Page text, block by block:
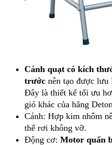
Cánh quạt có kích
trước nên tạo được
Đây là thiết kế tối ưu
gió khác của hãng Deton
Cánh: Hợp kim nhôm
thể rơi không vỡ.
Động cơ: Motor quấn